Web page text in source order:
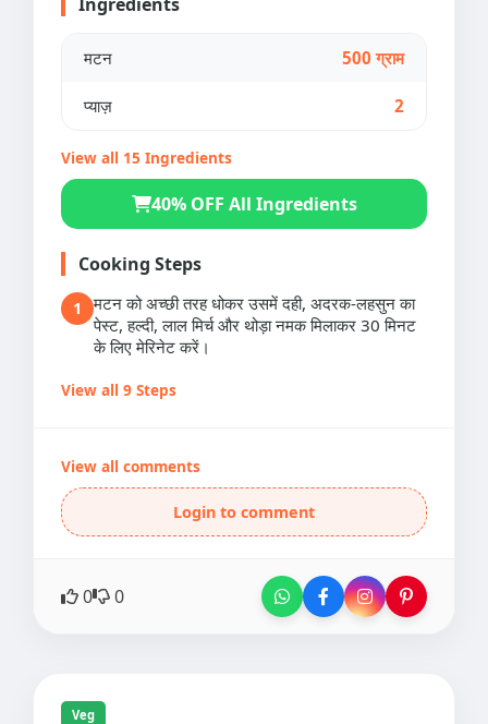
मटन 500 ग्राम
प्याज़ 2
View all 15 Ingredients
40% OFF All Ingredients
Cooking Steps
1
मटन को अच्छी तरह धोकर उसमें दही, अदरक-लहसुन का
पेस्ट, हल्दी, लाल मिर्च और थोड़ा नमक मिलाकर 30 मिनट
के लिए मेरिनेट करें।
View all 9 Steps
View all comments
Login to comment
0 0
Veg